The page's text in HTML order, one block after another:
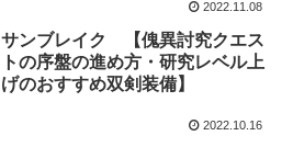
2022.11.08
サンブレイク 【傀異討究クエス
トの序盤の進め方・研究レベル上
げのおすすめ双剣装備】
2022.10.16